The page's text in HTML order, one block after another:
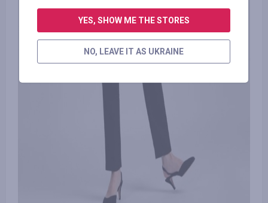
YES, SHOW ME THE STORES
NO, LEAVE IT AS UKRAINE